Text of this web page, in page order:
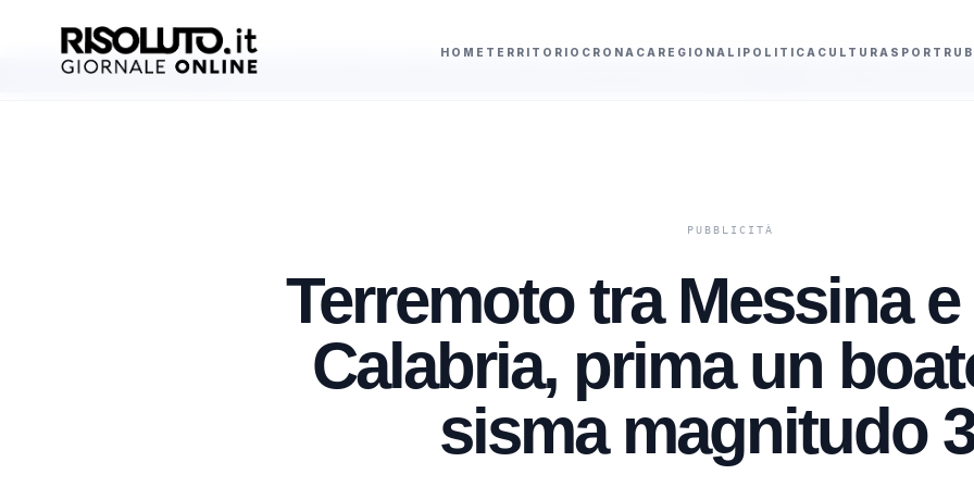
HOME TERRITORIO CRONACA REGIONALI POLITICA CULTURA SPORT
AGGIORNAMENTI
Centrodestra porta le preferenze elettorali anche al Senato con un solo emendamento
Terremoto tra Messina
Calabria, prima un
sisma magnitudo